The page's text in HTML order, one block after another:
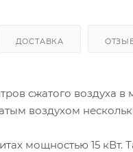
ДОСТАВКА
сжатого воздуха в
воздухом
мощностью 15 кВт.